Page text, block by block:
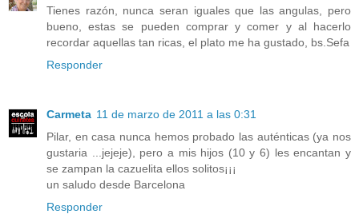
Tienes razón, nunca seran iguales que las angulas, pero
bueno, estas se pueden comprar y comer y al hacerlo
recordar aquellas tan ricas, el plato me ha gustado, bs.Sefa
Responder
Carmeta 11 de marzo de 2011 a las 0:31
Pilar, en casa nunca hemos probado las auténticas (ya nos
gustaria ...jejeje), pero a mis hijos (10 y 6) les encantan y
se zampan la cazuelita ellos solitos¡¡¡
un saludo desde Barcelona
Responder